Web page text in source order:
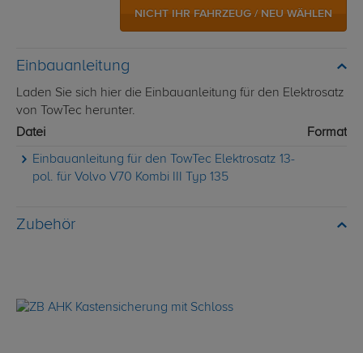
NICHT IHR FAHRZEUG / NEU WÄHLEN
Einbauanleitung
Laden Sie sich hier die Einbauanleitung für den Elektrosatz
von TowTec herunter.
Datei
Format
Einbauanleitung für den TowTec Elektrosatz 13-
pol. für Volvo V70 Kombi III Typ 135
Zubehör